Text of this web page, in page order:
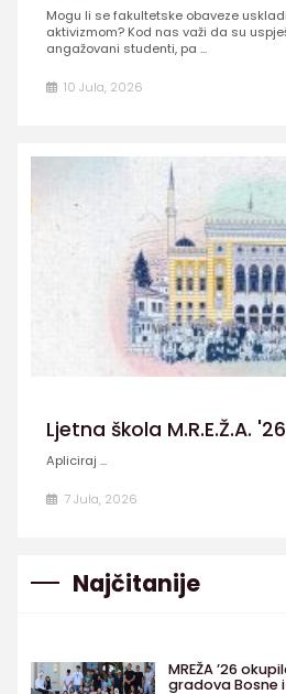
Mogu li se fakultetske obaveze
aktivizmom? Kod nas važi da su
angažovani studenti, pa ...
10 Jula, 2026
Ljetna škola M.R.E.Ž.A. '26
Apliciraj ...
7 Jula, 2026
Najčitanije
MREŽA ’26
gradova Bosne